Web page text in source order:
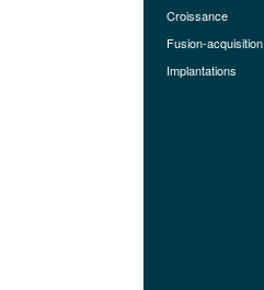
Croissance
Fusion-acquisition
Implantations